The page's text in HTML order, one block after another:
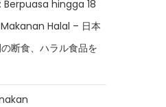
hingga 18
Halal – 日本
断食、ハラル食品を